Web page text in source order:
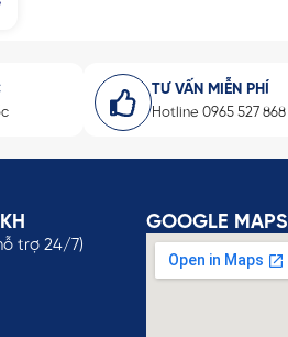
TƯ VẤN MIỄN PHÍ
Hotline 0965 527 868
trợ 24/7)
GOOGLE MAPS